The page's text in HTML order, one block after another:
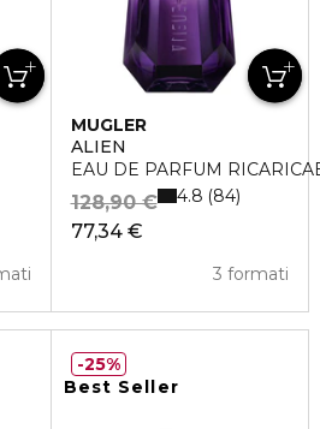
MUGLER
ALIEN
EAU DE PARFUM
77,34 €
128,90 €
3 formati
4.8 84
Best Seller
25%